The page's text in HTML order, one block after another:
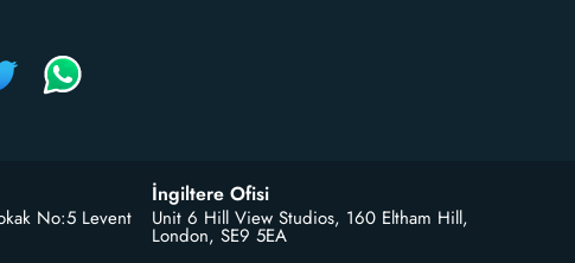
No:5 Levent
İngiltere Ofisi
Unit 6 Hill View Studios, 160 Eltham Hill,
London, SE9 5EA